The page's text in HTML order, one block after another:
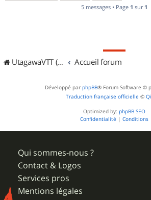
5 messages • Page 1 sur 1
UtagawaVTT (Randos VTT et VTTAE avec traces GPS) Accueil forum
Développé par phpBB® Forum Software ©
Traduction française officielle ©
Optimized by: phpBB SEO
Confidentialité | Conditions
Qui sommes-nous ?
Contact & Logos
Services pros
Mentions légales